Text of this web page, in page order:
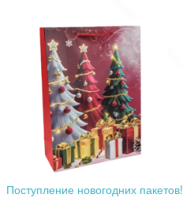
Поступление новогодних пакетов!